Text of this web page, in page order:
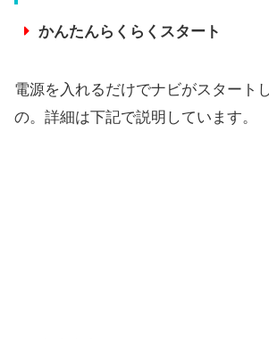
かんたんらくらくスタート
電源を入れるだけでナビがスタート
の。詳細は下記で説明しています。